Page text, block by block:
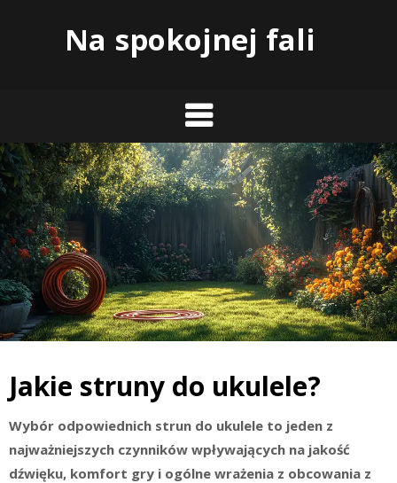
Na spokojnej fali
Jakie struny do ukulele?
Wybór odpowiednich strun do ukulele to jeden z
najważniejszych czynników wpływających na jakość
dźwięku, komfort gry i ogólne wrażenia z obcowania z